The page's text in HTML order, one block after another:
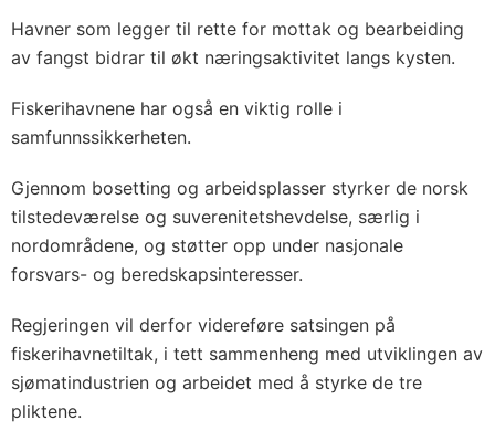
Havner som legger til rette for mottak og bearbeiding
av fangst bidrar til økt næringsaktivitet langs kysten.
Fiskerihavnene har også en viktig rolle i
samfunnssikkerheten.
Gjennom bosetting og arbeidsplasser styrker de norsk
tilstedeværelse og suverenitetshevdelse, særlig i
nordområdene, og støtter opp under nasjonale
forsvars- og beredskapsinteresser.
Regjeringen vil derfor videreføre satsingen på
fiskerihavnetiltak, i tett sammenheng med utviklingen av
sjømatindustrien og arbeidet med å styrke de tre
pliktene.